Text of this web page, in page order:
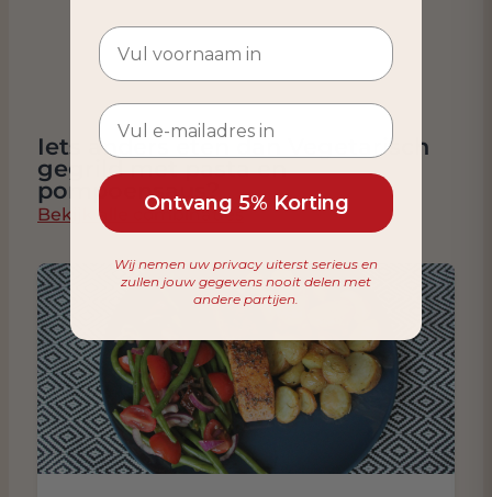
Iets anders eten dan Vegetarisch
gegrild met pasta en
pompoensaus?
Bekijk alle combinatiesOntvang 5% Korting
Wij nemen uw privacy uiterst serieus en
zullen jouw gegevens nooit delen met
andere partijen.